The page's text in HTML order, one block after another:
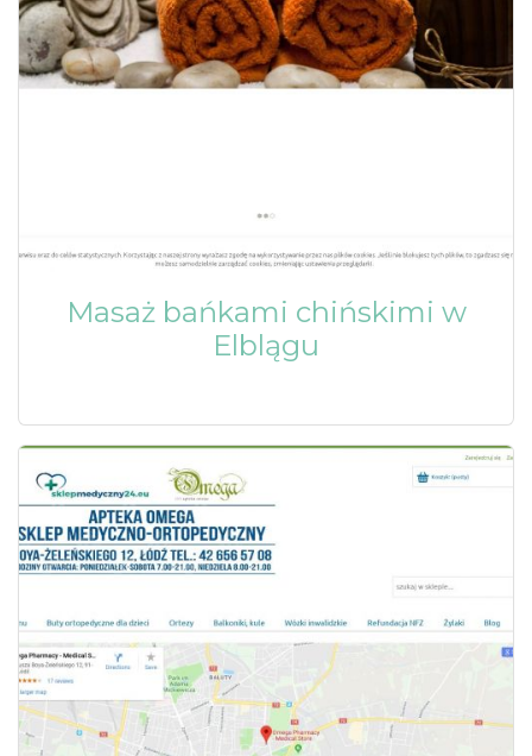
Masaż bańkami chińskimi w
Elblągu